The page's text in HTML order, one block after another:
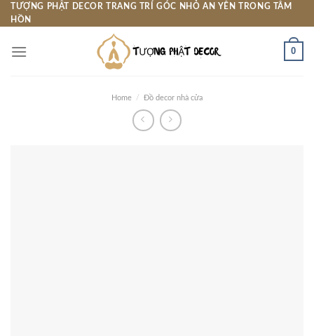
Skip
to
TƯỢNG PHẬT DECOR TRANG TRÍ GÓC NHỎ AN YÊN TRONG TÂM
HỒN
0
Home / Đồ decor nhà cửa